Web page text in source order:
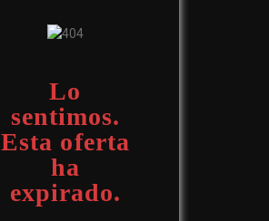
Lo
sentimos.
Esta oferta
ha
expirado.